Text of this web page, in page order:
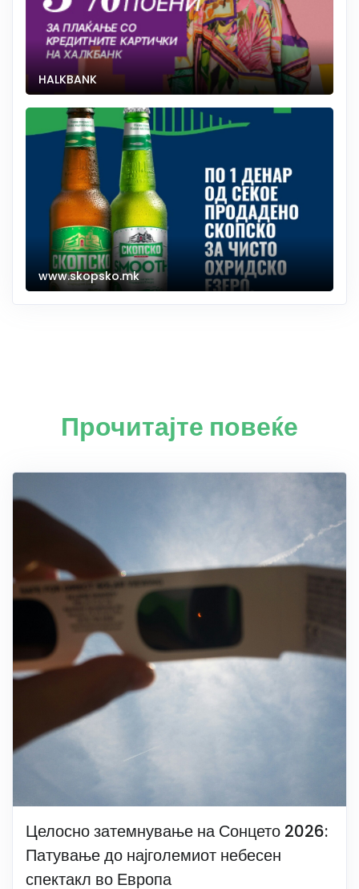
HALKBANK
www.skopsko.mk
Прочитајте повеќе
Целосно затемнување на Сонцето 2026:
Патување до најголемиот небесен
спектакл во Европа